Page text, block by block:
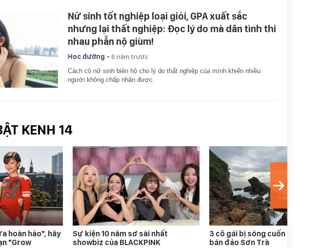
Nữ sinh tốt nghiệp loại giỏi, GPA xuất sắc
nhưng lại thất nghiệp: Đọc lý do mà dân tình thi
nhau phẫn nộ giùm!
Học đường - 6 năm trước
Cách cô nữ sinh biện hộ cho lý do thất nghiệp của mình khiến nhiều
người không chấp nhận được.
KENH 14
hoàn hảo", hãy
"Grow
Sự kiện 10 năm sơ sài nhất
showbiz của BLACKPINK
3 cô gái bị sóng cuốn mất tích ở
bán đảo Sơn Trà